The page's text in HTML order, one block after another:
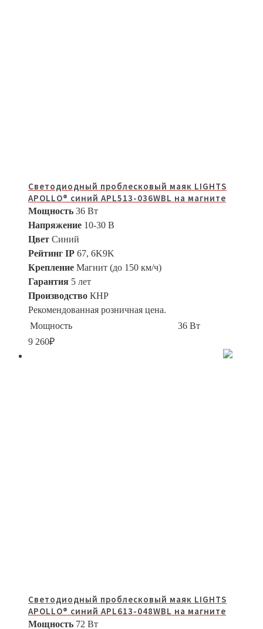
Светодиодный проблесковый маяк LIGHTS
APOLLO® синий APL513-036WBL на магните
Мощность 36 Вт
Напряжение 10-30 В
Цвет Синий
Рейтинг IP 67, 6K9K
Крепление Магнит (до 150 км/ч)
Гарантия 5 лет
Производство КНР
Рекомендованная розничная цена.
Мощность
36 Вт
9 260₽
Светодиодный проблесковый маяк LIGHTS
APOLLO® синий APL613-048WBL на магните
Мощность 72 Вт